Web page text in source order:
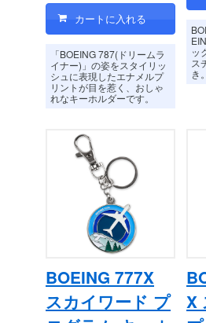
「BOEING 787(ドリームラ
イナー)」の姿をスタイリッ
シュに表現したエナメルプ
リントが目を惹く、 おしゃ
れなキーホルダーです。
ッ
ス
き
BOEING 777X
スカイワード プ
X